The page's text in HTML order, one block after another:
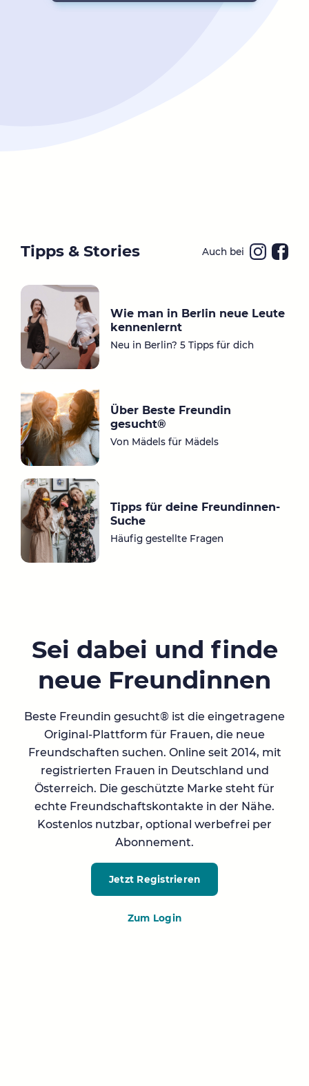
Tipps & Stories Auch bei
a
ok
Wie man in Berlin neue Leute
kennenlernt
Neu in Berlin? 5 Tipps für dich
Über Beste Freundin
gesucht®
Von Mädels für Mädels
Tipps für deine Freundinnen-
Suche
Häufig gestellte Fragen
Sei dabei und finde
neue Freundinnen
Beste Freundin gesucht® ist die eingetragene
Original-Plattform für Frauen, die neue
Freundschaften suchen. Online seit 2014, mit
registrierten Frauen in Deutschland und
Österreich. Die geschützte Marke steht für
echte Freundschaftskontakte in der Nähe.
Kostenlos nutzbar, optional werbefrei per
Abonnement.
Jetzt Registrieren
Zum Login